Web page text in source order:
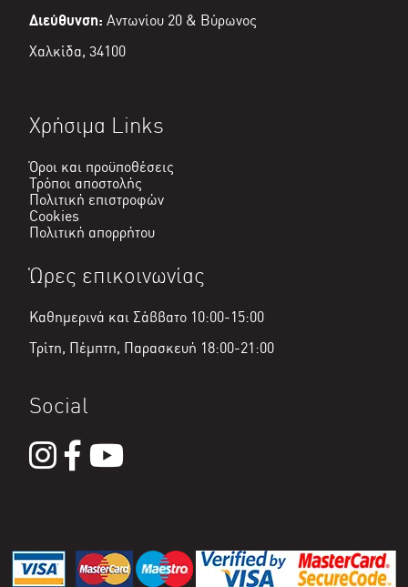
Διεύθυνση: Αντωνίου 20 & Βύρωνος
Χαλκίδα, 34100
Χρήσιμα Links
Όροι και προϋποθέσεις
Τρόποι αποστολής
Πολιτική επιστροφών
Cookies
Πολιτική απορρήτου
Ώρες επικοινωνίας
Καθημερινά και Σάββατο 10:00-15:00
Τρίτη, Πέμπτη, Παρασκευή 18:00-21:00
Social